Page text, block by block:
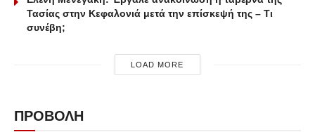
Τασίας στην Κεφαλονιά μετά την επίσκεψή της – Τι
συνέβη;
LOAD MORE
ΠΡΟΒΟΛΗ